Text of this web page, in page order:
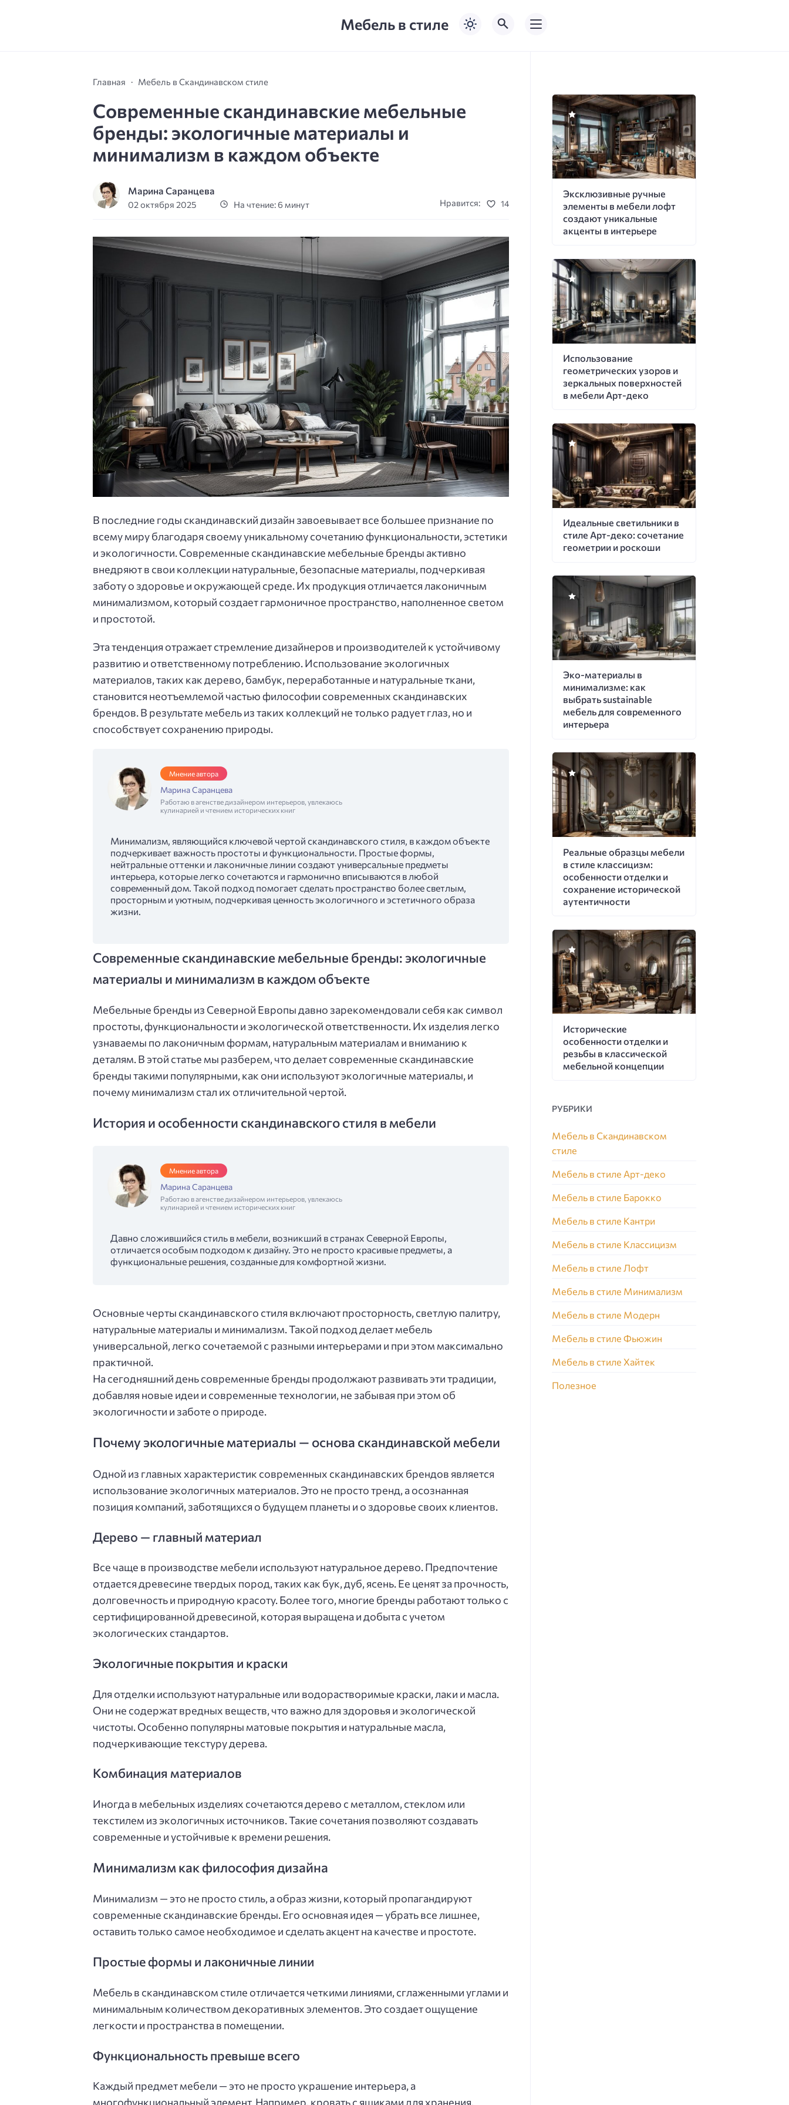
Мебель в стиле
Главная Мебель в Скандинавском стиле
Современные скандинавские мебельные
бренды: экологичные материалы и
минимализм в каждом объекте
Марина Саранцева
02 октября 2025 На чтение: 6 минут Нравится: 14
В последние годы скандинавский дизайн завоевывает все большее признание по
всему миру благодаря своему уникальному сочетанию функциональности, эстетики
и экологичности. Современные скандинавские мебельные бренды активно
внедряют в свои коллекции натуральные, безопасные материалы, подчеркивая
заботу о здоровье и окружающей среде. Их продукция отличается лаконичным
минимализмом, который создает гармоничное пространство, наполненное светом
и простотой.
Эта тенденция отражает стремление дизайнеров и производителей к устойчивому
развитию и ответственному потреблению. Использование экологичных
материалов, таких как дерево, бамбук, переработанные и натуральные ткани,
становится неотъемлемой частью философии современных скандинавских
брендов. В результате мебель из таких коллекций не только радует глаз, но и
способствует сохранению природы.
Мнение автора
Марина Саранцева
Работаю в агенстве дизайнером интерьеров, увлекаюсь
кулинарией и чтением исторических книг
Минимализм, являющийся ключевой чертой скандинавского стиля, в каждом объекте
подчеркивает важность простоты и функциональности. Простые формы,
нейтральные оттенки и лаконичные линии создают универсальные предметы
интерьера, которые легко сочетаются и гармонично вписываются в любой
современный дом. Такой подход помогает сделать пространство более светлым,
просторным и уютным, подчеркивая ценность экологичного и эстетичного образа
жизни.
Современные скандинавские мебельные бренды: экологичные
материалы и минимализм в каждом объекте
Мебельные бренды из Северной Европы давно зарекомендовали себя как символ
простоты, функциональности и экологической ответственности. Их изделия легко
узнаваемы по лаконичным формам, натуральным материалам и вниманию к
деталям. В этой статье мы разберем, что делает современные скандинавские
бренды такими популярными, как они используют экологичные материалы, и
почему минимализм стал их отличительной чертой.
История и особенности скандинавского стиля в мебели
Мнение автора
Марина Саранцева
Работаю в агенстве дизайнером интерьеров, увлекаюсь
кулинарией и чтением исторических книг
Давно сложившийся стиль в мебели, возникший в странах Северной Европы,
отличается особым подходом к дизайну. Это не просто красивые предметы, а
функциональные решения, созданные для комфортной жизни.
Основные черты скандинавского стиля включают просторность, светлую палитру,
натуральные материалы и минимализм. Такой подход делает мебель
универсальной, легко сочетаемой с разными интерьерами и при этом максимально
практичной.
На сегодняшний день современные бренды продолжают развивать эти традиции,
добавляя новые идеи и современные технологии, не забывая при этом об
экологичности и заботе о природе.
Почему экологичные материалы — основа скандинавской мебели
Одной из главных характеристик современных скандинавских брендов является
использование экологичных материалов. Это не просто тренд, а осознанная
позиция компаний, заботящихся о будущем планеты и о здоровье своих клиентов.
Дерево — главный материал
Все чаще в производстве мебели используют натуральное дерево. Предпочтение
отдается древесине твердых пород, таких как бук, дуб, ясень. Ее ценят за прочность,
долговечность и природную красоту. Более того, многие бренды работают только с
сертифицированной древесиной, которая выращена и добыта с учетом
экологических стандартов.
Экологичные покрытия и краски
Для отделки используют натуральные или водорастворимые краски, лаки и масла.
Они не содержат вредных веществ, что важно для здоровья и экологической
чистоты. Особенно популярны матовые покрытия и натуральные масла,
подчеркивающие текстуру дерева.
Комбинация материалов
Иногда в мебельных изделиях сочетаются дерево с металлом, стеклом или
текстилем из экологичных источников. Такие сочетания позволяют создавать
современные и устойчивые к времени решения.
Минимализм как философия дизайна
Минимализм — это не просто стиль, а образ жизни, который пропагандируют
современные скандинавские бренды. Его основная идея — убрать все лишнее,
оставить только самое необходимое и сделать акцент на качестве и простоте.
Простые формы и лаконичные линии
Мебель в скандинавском стиле отличается четкими линиями, сглаженными углами и
минимальным количеством декоративных элементов. Это создает ощущение
легкости и пространства в помещении.
Функциональность превыше всего
Каждый предмет мебели — это не просто украшение интерьера, а
многофункциональный элемент. Например, кровать с ящиками для хранения,
Эксклюзивные ручные
элементы в мебели лофт
создают уникальные
акценты в интерьере
Использование
геометрических узоров и
зеркальных поверхностей
в мебели Арт-деко
Идеальные светильники в
стиле Арт-деко: сочетание
геометрии и роскоши
Эко-материалы в
минимализме: как
выбрать sustainable
мебель для современного
интерьера
Реальные образцы мебели
в стиле классицизм:
особенности отделки и
сохранение исторической
аутентичности
Исторические
особенности отделки и
резьбы в классической
мебельной концепции
РУБРИКИ
Мебель в Скандинавском
стиле
Мебель в стиле Арт-деко
Мебель в стиле Барокко
Мебель в стиле Кантри
Мебель в стиле Классицизм
Мебель в стиле Лофт
Мебель в стиле Минимализм
Мебель в стиле Модерн
Мебель в стиле Фьюжин
Мебель в стиле Хайтек
Полезное